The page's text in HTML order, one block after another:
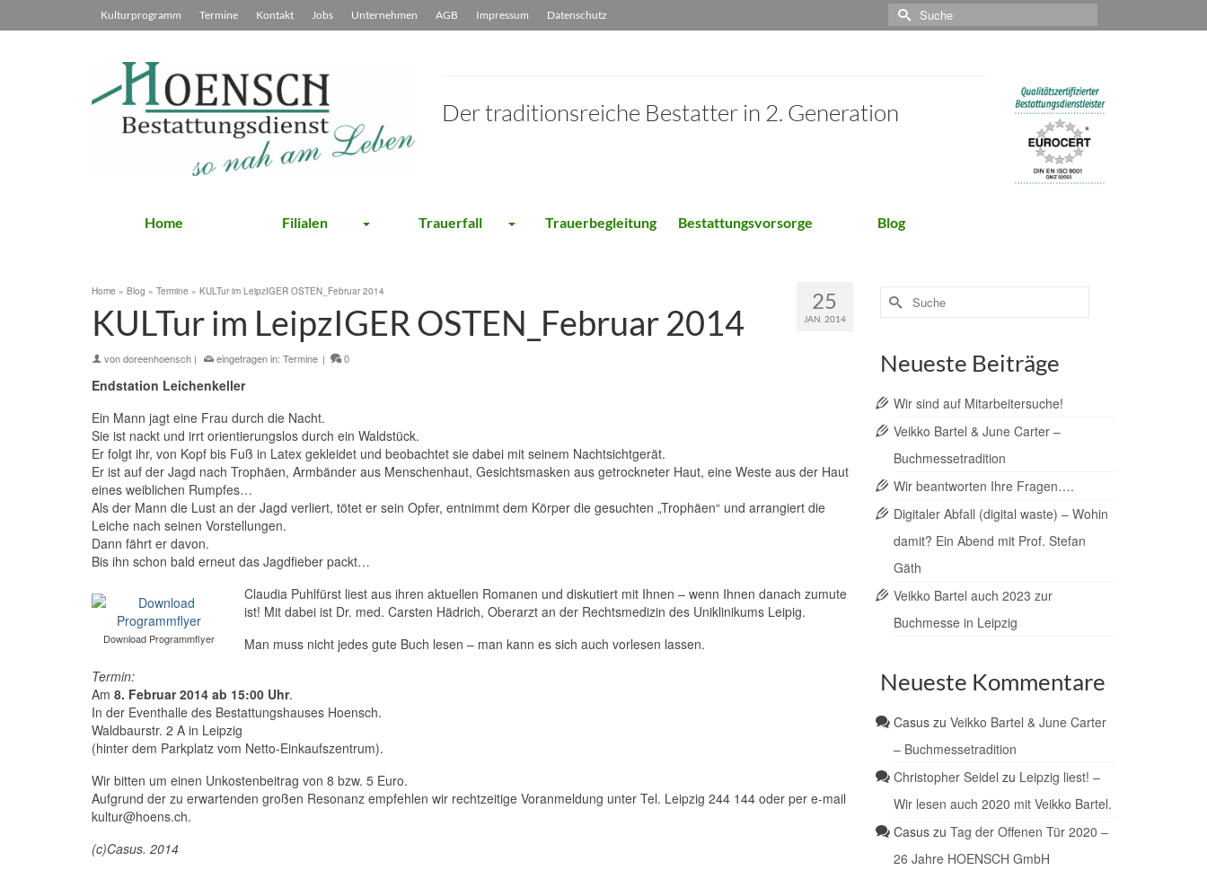
Kulturprogramm Termine Kontakt Jobs Unternehmen AGB Impressum Datenschutz
Suche
nach:
Der traditionsreiche Bestatter in 2. Generation
Home Filialen Trauerfall Trauerbegleitung Bestattungsvorsorge Blog
25
JAN. 2014
Home » Blog » Termine » KULTur im LeipzIGER OSTEN_Februar 2014
KULTur im LeipzIGER OSTEN_Februar 2014
vondoreenhoensch | eingetragen in: Termine | 0
Endstation Leichenkeller
Ein Mann jagt eine Frau durch die Nacht.
Sie ist nackt und irrt orientierungslos durch ein Waldstück.
Er folgt ihr, von Kopf bis Fuß in Latex gekleidet und beobachtet sie dabei mit seinem Nachtsichtgerät.
Er ist auf der Jagd nach Trophäen, Armbänder aus Menschenhaut, Gesichtsmasken aus getrockneter Haut, eine Weste aus der Haut
eines weiblichen Rumpfes…
Als der Mann die Lust an der Jagd verliert, tötet er sein Opfer, entnimmt dem Körper die gesuchten „Trophäen“ und arrangiert die
Leiche nach seinen Vorstellungen.
Dann fährt er davon.
Bis ihn schon bald erneut das Jagdfieber packt…
Download Programmflyer
Claudia Puhlfürst liest aus ihren aktuellen Romanen und diskutiert mit Ihnen – wenn Ihnen danach zumute
ist! Mit dabei ist Dr. med. Carsten Hädrich, Oberarzt an der Rechtsmedizin des Uniklinikums Leipig.
Man muss nicht jedes gute Buch lesen – man kann es sich auch vorlesen lassen.
Termin:
Am 8. Februar 2014 ab 15:00 Uhr.
In der Eventhalle des Bestattungshauses Hoensch.
Waldbaurstr. 2 A in Leipzig
(hinter dem Parkplatz vom Netto-Einkaufszentrum).
Wir bitten um einen Unkostenbeitrag von 8 bzw. 5 Euro.
Aufgrund der zu erwartenden großen Resonanz empfehlen wir rechtzeitige Voranmeldung unter Tel. Leipzig 244 144 oder per e-mail
kultur@hoens.ch.
(c)Casus. 2014
Suche
nach:
Neueste Beiträge
Wir sind auf Mitarbeitersuche!
Veikko Bartel & June Carter –
Buchmessetradition
Wir beantworten Ihre Fragen….
Digitaler Abfall (digital waste) – Wohin
damit? Ein Abend mit Prof. Stefan
Gäth
Veikko Bartel auch 2023 zur
Buchmesse in Leipzig
Neueste Kommentare
Casuszu Veikko Bartel & June Carter
– Buchmessetradition
Christopher Seidel zu Leipzig liest! –
Wir lesen auch 2020 mit Veikko Bartel.
Casuszu Tag der Offenen Tür 2020 –
26 Jahre HOENSCH GmbH